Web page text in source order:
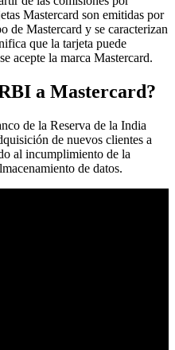
Mastercard son emitidas por
de Mastercard y se caracterizan
que la tarjeta puede
acepte la marca Mastercard.
a Mastercard?
de la Reserva de la India
de nuevos clientes a
al incumplimiento de la
de datos.